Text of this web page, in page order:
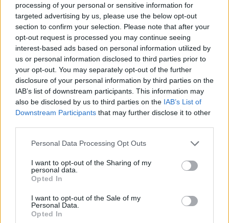
processing of your personal or sensitive information for
targeted advertising by us, please use the below opt-out
section to confirm your selection. Please note that after your
opt-out request is processed you may continue seeing
interest-based ads based on personal information utilized by
us or personal information disclosed to third parties prior to
your opt-out. You may separately opt-out of the further
disclosure of your personal information by third parties on the
IAB’s list of downstream participants. This information may
also be disclosed by us to third parties on the IAB’s List of
Downstream Participants that may further disclose it to other
Please note that this website/app uses one or more Google
not limited to your visit or usage behaviour. You may click to
grant or deny consent to Google and its third-party tags to
use your data for below specified purposes in below Google
consent section.
Personal Data Processing Opt Outs
I want to opt-out of the Sharing of my
personal data.
Opted In
I want to opt-out of the Sale of my
Personal Data.
Opted In
Gobodics Tamás
Hakkinen megtartaná a Norris-Piastri párost a
McLarennél, nem borítaná fel Verstappenért
podcastben David Coultharddal beszélgetve egyértelműen
kifejtette, mit tenne, ha ő lenne a McLaren csapatfőnöke –
korábbi csapattársa, a podcast egyik házigazdája arról